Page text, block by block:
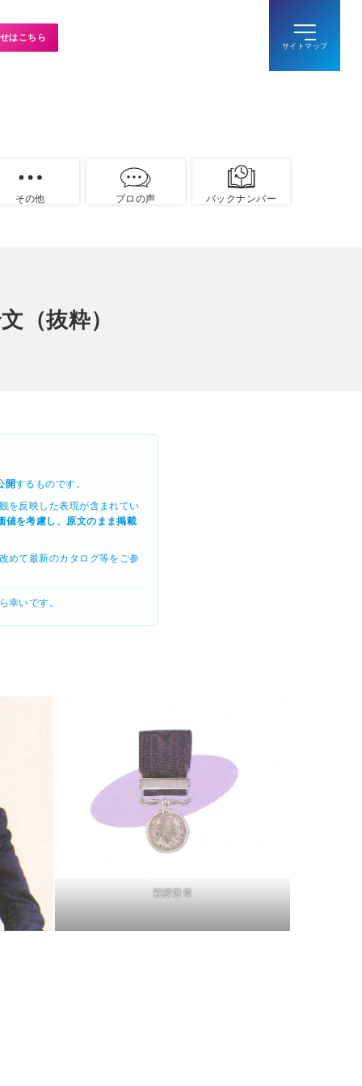
はこちら
その他 プロの声 バックナンバー
（抜粋）
開するものです。
を反映した表現が含まれてい
値を考慮し、原文のまま掲載
めて最新のカタログ等をご参
幸いです。
紫綬褒章